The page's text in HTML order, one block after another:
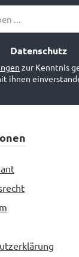
Datenschutz
zur Kenntnis
ihnen